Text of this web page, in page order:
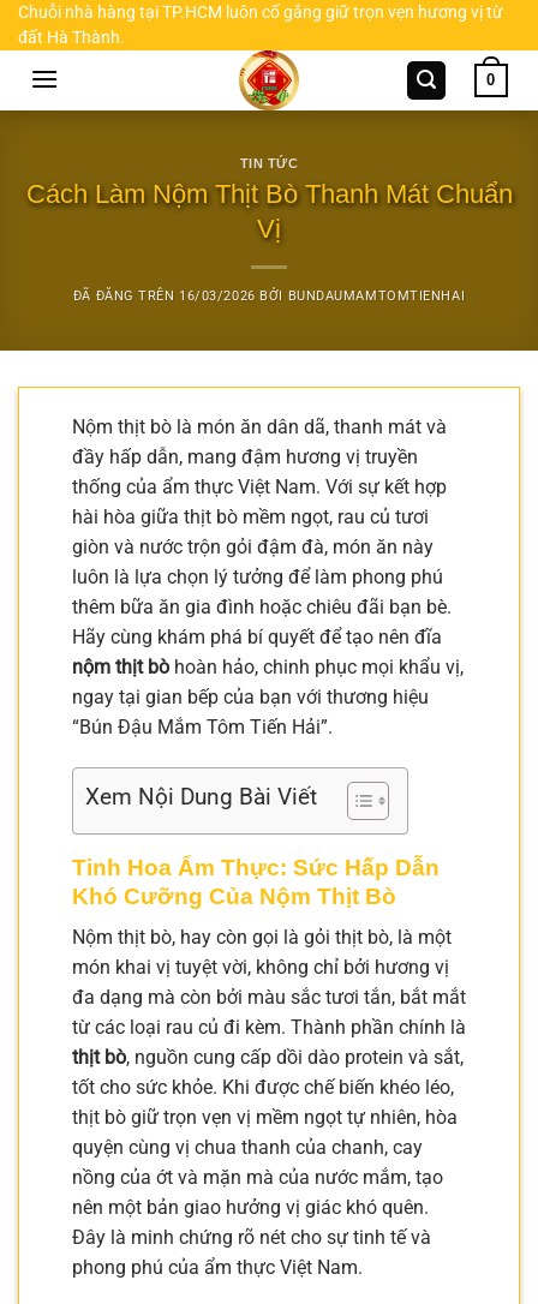
Chuyển
đến
Chuỗi nhà hàng tại TP.HCM luôn cố gắng giữ trọn vẹn hương vị từ
đất Hà Thành.
0
TIN TỨC
Cách Làm Nộm Thịt Bò Thanh Mát Chuẩn
Vị
ĐÃ ĐĂNG TRÊN 16/03/2026 BỞI BUNDAUMAMTOMTIENHAI
Nộm thịt bò là món ăn dân dã, thanh mát và
đầy hấp dẫn, mang đậm hương vị truyền
thống của ẩm thực Việt Nam. Với sự kết hợp
hài hòa giữa thịt bò mềm ngọt, rau củ tươi
giòn và nước trộn gỏi đậm đà, món ăn này
luôn là lựa chọn lý tưởng để làm phong phú
thêm bữa ăn gia đình hoặc chiêu đãi bạn bè.
Hãy cùng khám phá bí quyết để tạo nên đĩa
nộm thịt bò hoàn hảo, chinh phục mọi khẩu vị,
ngay tại gian bếp của bạn với thương hiệu
“Bún Đậu Mắm Tôm Tiến Hải”.
Xem Nội Dung Bài Viết
Tinh Hoa Ẩm Thực: Sức Hấp Dẫn
Khó Cưỡng Của Nộm Thịt Bò
Nộm thịt bò, hay còn gọi là gỏi thịt bò, là một
món khai vị tuyệt vời, không chỉ bởi hương vị
đa dạng mà còn bởi màu sắc tươi tắn, bắt mắt
từ các loại rau củ đi kèm. Thành phần chính là
thịt bò, nguồn cung cấp dồi dào protein và sắt,
tốt cho sức khỏe. Khi được chế biến khéo léo,
thịt bò giữ trọn vẹn vị mềm ngọt tự nhiên, hòa
quyện cùng vị chua thanh của chanh, cay
nồng của ớt và mặn mà của nước mắm, tạo
nên một bản giao hưởng vị giác khó quên.
Đây là minh chứng rõ nét cho sự tinh tế và
phong phú của ẩm thực Việt Nam.